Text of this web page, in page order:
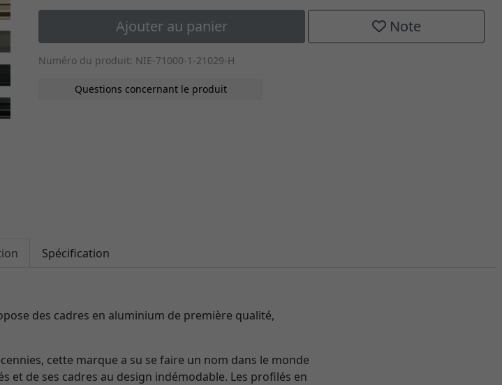
Ajouter au panier Note
Numéro du produit: NIE-71000-1-21029-H
Questions concernant le produit
Spécification
des cadres en aluminium de première qualité,
cette marque a su se faire un nom dans le monde
et de ses cadres au design indémodable. Les profilés en